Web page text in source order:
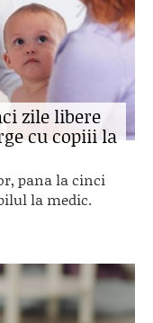
zile libere
cu copiii la
pana la cinci
la medic.